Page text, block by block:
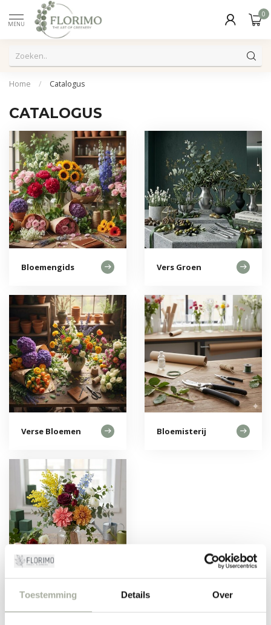
Toestemming Details Over
MENU
0
Home / Catalogus
CATALOGUS
Bloemengids Vers Groen
Verse Bloemen Bloemisterij
Zijden Bloemen